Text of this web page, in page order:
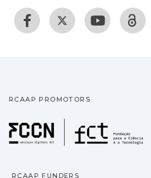
RCAAP PROMOTORS
RCAAP FUNDERS